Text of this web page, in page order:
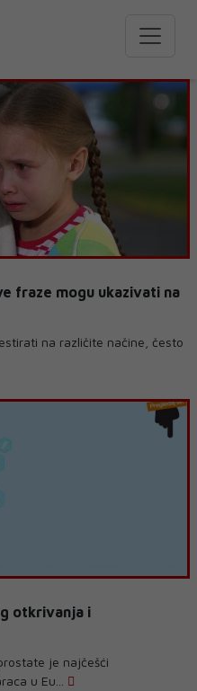
fraze mogu ukazivati na
na različite načine, često
otkrivanja i
je najčešći
u Eu...